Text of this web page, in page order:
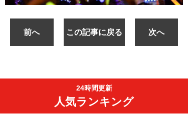
前へ この記事に戻る 次へ
24時間更新
人気ランキング